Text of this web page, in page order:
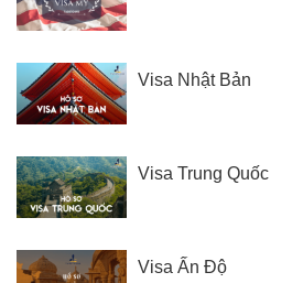
Visa Nhật Bản
Visa Trung Quốc
Visa Ấn Độ